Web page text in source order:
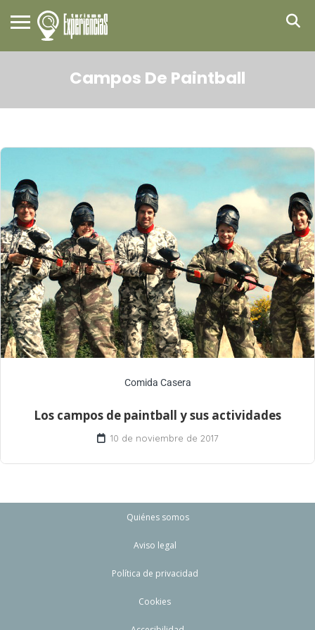
Campos De Paintball
Comida Casera
Los campos de paintball y sus actividades
10 de noviembre de 2017
Quiénes somos
Aviso legal
Política de privacidad
Cookies